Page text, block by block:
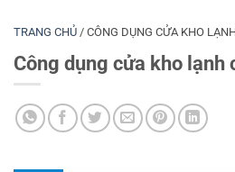
TRANG CHỦ / CÔNG DỤNG CỬA KHO
Công dụng cửa kho lạnh